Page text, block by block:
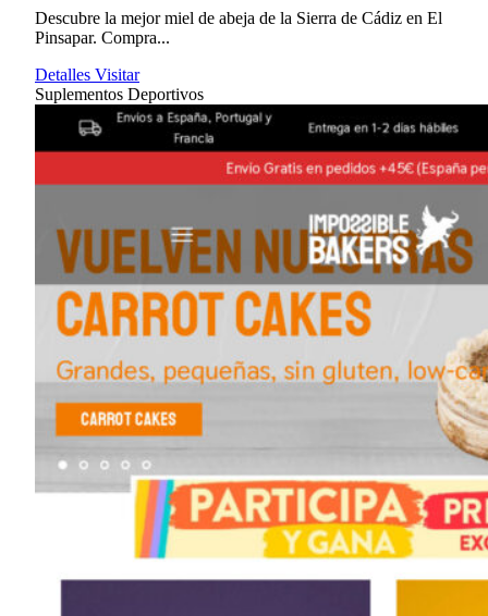
Descubre la mejor miel de abeja de la Sierra de Cádiz en El
Pinsapar. Compra...
Detalles Visitar
Suplementos Deportivos